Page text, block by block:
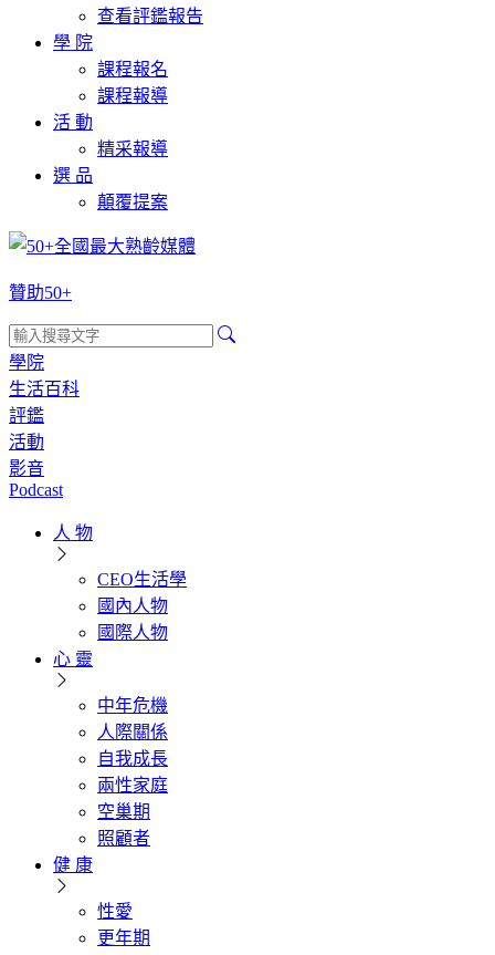
查看評鑑報告
學 院
課程報名
課程報導
活 動
精采報導
選 品
顛覆提案
贊助50+
學院
生活百科
評鑑
活動
影音
Podcast
人 物
CEO生活學
國內人物
國際人物
心 靈
中年危機
人際關係
自我成長
兩性家庭
空巢期
照顧者
健 康
性愛
更年期